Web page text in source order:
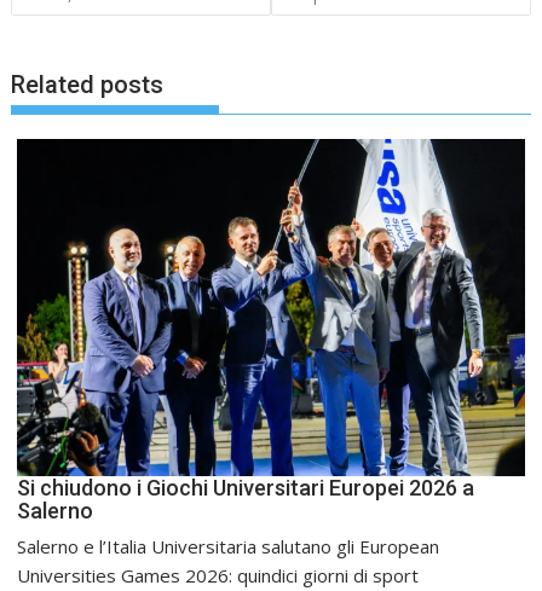
Related posts
Si chiudono i Giochi Universitari Europei 2026 a
Salerno
Salerno e l’Italia Universitaria salutano gli European
Universities Games 2026: quindici giorni di sport